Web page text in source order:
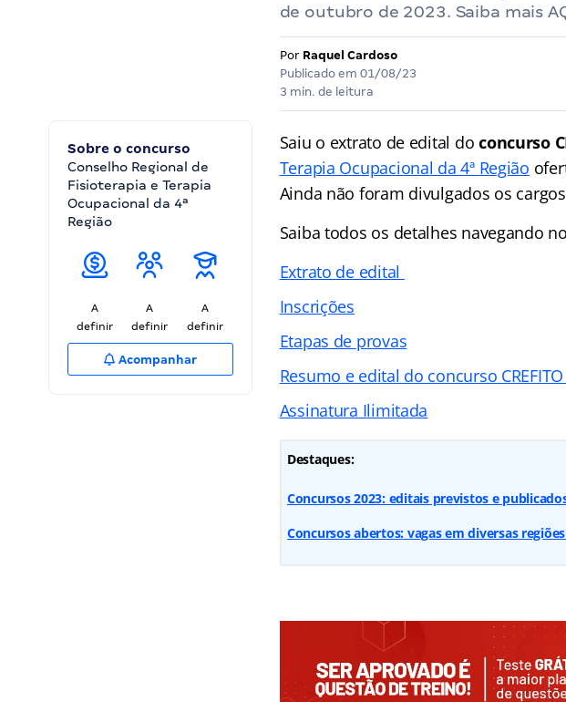
de outubro de 2023. Saiba mais
Por Raquel Cardoso
Publicado em 01/08/23
3 min. de leitura
Sobre o concurso
Conselho Regional de
Fisioterapia e Terapia
Ocupacional da 4ª
Região
A
definir
A
definir
A
definir
Acompanhar
Saiu o extrato de edital doconcurso
Terapia Ocupacional da 4ª Região
Ainda não foram divulgados os
Saiba todos os detalhes navegando
Extrato de edital
Inscrições
Etapas de provas
Resumo e edital do concurso
Assinatura Ilimitada
Destaques:
Concursos 2023: editais previstos e
Concursos abertos: vagas em diversas